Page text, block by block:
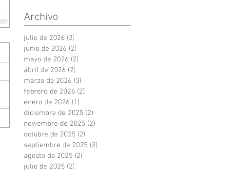
Archivo
julio de 2026 (3)
junio de 2026 (2)
mayo de 2026 (2)
abril de 2026 (2)
marzo de 2026 (3)
febrero de 2026 (2)
enero de 2026 (1)
diciembre de 2025 (2)
noviembre de 2025 (2)
octubre de 2025 (2)
septiembre de 2025 (3)
agosto de 2025 (2)
julio de 2025 (2)